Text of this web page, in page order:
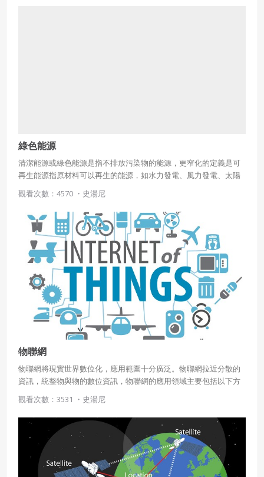
綠色能源
清潔能源或綠色能源是指不排放污染物的能源，更窄化的定義是可
再生能源指原材料可以再生的能源，如水力發電、風力發電、太陽
能、生物能（沼氣）、地熱能、海潮能、海水溫差發電等，目前兩
者幾乎是同義詞，可再生能源不存在能源耗竭的可能，因此日益受
到許多國家的重視，尤其是能源短缺的國家。
觀看次數：4570 ・ 史湯尼
物聯網
物聯網將現實世界數位化，應用範圍十分廣泛。物聯網拉近分散的
資訊，統整物與物的數位資訊，物聯網的應用領域主要包括以下方
面：運輸和物流領域、健康醫療領域範圍、智慧環境（家庭、辦
公、工廠）領域、個人和社會領域等，具有十分廣闊的市場和應用
前景。
觀看次數：3531 ・ 史湯尼